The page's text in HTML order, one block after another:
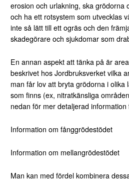
erosion och urlakning, ska grödorna
och ha ett rotsystem som utvecklas
inte så lätt till ett ogräs och den
skadegörare och sjukdomar som
En annan aspekt att tänka på är
beskrivet hos Jordbruksverket vilka
man får lov att bryta grödorna i olika
som finns (ex, nitratkänsliga
nedan för mer detaljerad
Information om fånggrödestödet
Information om mellangrödestödet
Man kan med fördel kombinera